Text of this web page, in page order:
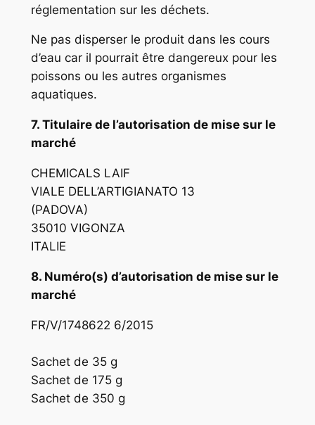
réglementation sur les déchets.
Ne pas disperser le produit dans les cours
d’eau car il pourrait être dangereux pour les
poissons ou les autres organismes
aquatiques.
7. Titulaire de l’autorisation de mise sur le
marché
CHEMICALS LAIF
VIALE DELL’ARTIGIANATO 13
(PADOVA)
35010 VIGONZA
ITALIE
8. Numéro(s) d’autorisation de mise sur le
marché
FR/V/1748622 6/2015
Sachet de 35 g
Sachet de 175 g
Sachet de 350 g